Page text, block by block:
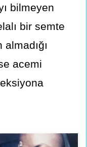
bilmeyen
bir semte
acemi